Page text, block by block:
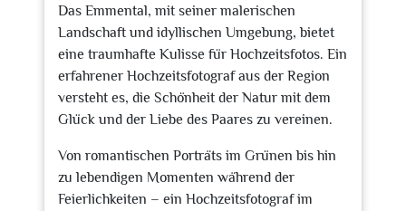
Das Emmental, mit seiner malerischen
Landschaft und idyllischen Umgebung, bietet
eine traumhafte Kulisse für Hochzeitsfotos. Ein
erfahrener Hochzeitsfotograf aus der Region
versteht es, die Schönheit der Natur mit dem
Glück und der Liebe des Paares zu vereinen.
Von romantischen Porträts im Grünen bis hin
zu lebendigen Momenten während der
Feierlichkeiten – ein Hochzeitsfotograf im